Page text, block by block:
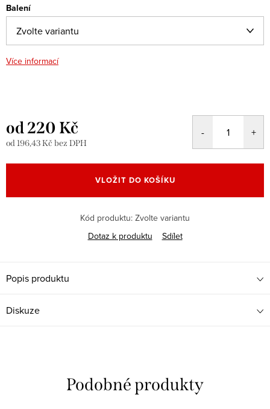
Balení
Více informací
od220 Kč
od196,43 Kč bez DPH
cena:
VLOŽIT DO KOŠÍKU
Kód produktu: Zvolte variantu
Dotaz k produktu
Sdílet
Popis produktu
Diskuze